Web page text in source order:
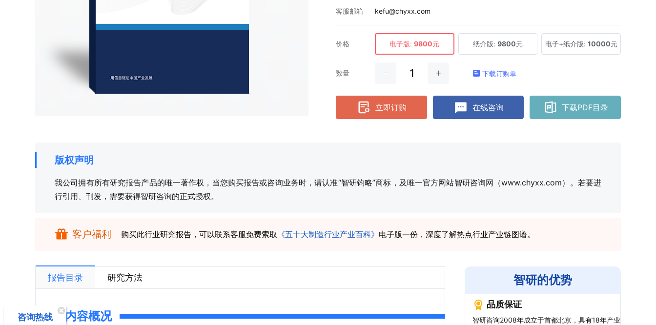
客服邮箱
kefu@chyxx.com
价格 电子版: 9800元 纸介版: 9800元 电子+纸介版: 10000元
数量 下载订购单
立即订购 在线咨询 下载PDF目录
版权声明
我公司拥有所有研究报告产品的唯一著作权，当您购买报告或咨询业务时，请认准“智研钧略”商标，及唯一官方网站智研咨询网（www.chyxx.com）。若要进
行引用、刊发，需要获得智研咨询的正式授权。
客户福利 购买此行业研究报告，可以联系客服免费索取 《五十大制造行业产业百科》 电子版一份，深度了解热点行业产业链图谱。
报告目录 研究方法
内容概况
智研的优势
品质保证
智研咨询2008年成立于首都北京，具有18年产业
咨询热线